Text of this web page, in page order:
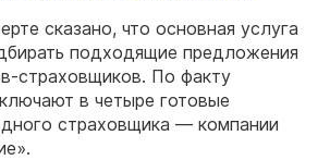
сказано, что основная услуга
подходящие предложения
страховщиков. По факту
в четыре готовые
страховщика — компании